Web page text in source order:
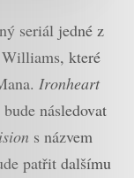
seriál jedné z
které
Ironheart
následovat
s názvem
patřit dalšímu